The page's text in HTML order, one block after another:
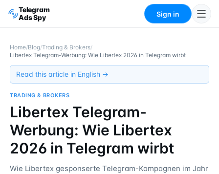
Telegram
Ads Spy
Sign in
Home/Blog/Trading & Brokers/
Libertex Telegram-Werbung: Wie Libertex 2026 in Telegram wirbt
Read this article in English →
TRADING & BROKERS
Libertex Telegram-
Werbung: Wie Libertex
2026 in Telegram wirbt
Wie Libertex gesponserte Telegram-Kampagnen im Jahr